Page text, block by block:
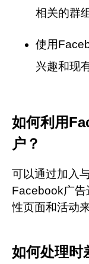
相关的群
使用
兴趣和现
如何利用
户？
可以通过加入
Facebook广告
性页面和活动
如何处理时